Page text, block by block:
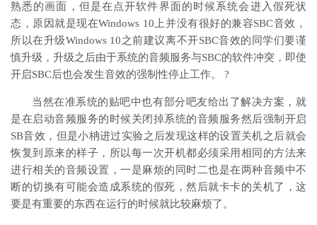
熟悉的画面，但是在点开软件界面的时候系统会进入假死状
态，原因就是现在Windows 10上并没有很好的兼容SBC音效，
所以在升级Windows 10之前建议离不开SBC音效的同学们要谨
慎升级，升级之后由于系统的音频服务与SBC的软件冲突，即使
开启SBC后也会发生音效的强制性停止工作。 ?
当然在准系统的贴吧中也有部分吧友给出了解决方案，就
是在启动音频服务的时候关闭掉系统的音频服务然后强制开启
SB音效，但是小柟进过实验之后发现这样的设置关机之后就会
恢复到原来的样子，所以每一次开机都必须采用相同的方法来
进行相关的音频设置，一是麻烦的同时二也是在两种音频中不
断的切换有可能会造成系统的假死，然后就卡卡的关机了，这
要是有重要的东西在运行的时候就比较麻烦了。